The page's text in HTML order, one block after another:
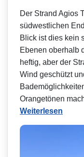
Der Strand Agios
südwestlichen
Blick ist dies kein
Ebenen oberhalb
heftig, aber der
Wind geschützt
Orangetönen
Weiterlesen